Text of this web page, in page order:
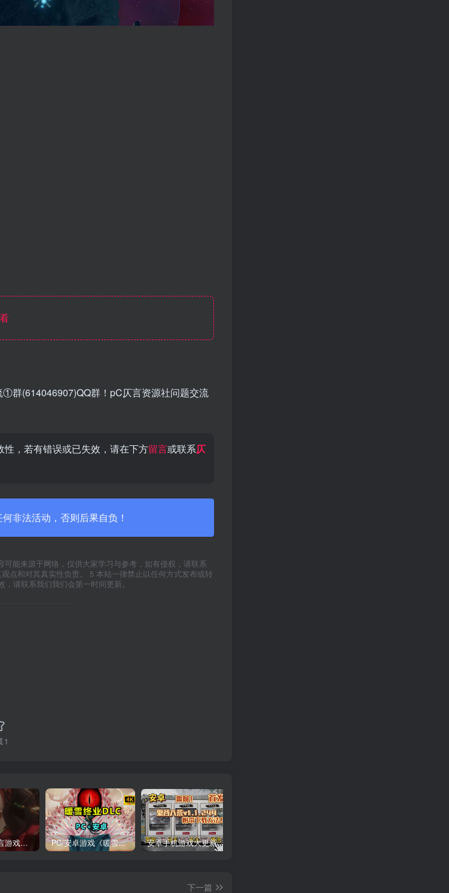
群(614046907)QQ群！pC仄言资源社问题交流
性，若有错误或已失效，请在下方留言或联系仄
非法活动，否则后果自负！
能来源于网络，仅供大家学习与参考，如有侵权，请联系
点和对其真实性负责。 5 本站一律禁止以任何方式发布或转
请联系我们我们会第一时间更新。
1
安卓软件:仄言游戏库4.0APP全新上架了！没有下的赶紧下载呀！ PC/安卓游戏《暖雪最新v3.1.0.1》终业DLC整合版！ 安卓手机游戏大更新！《鬼谷八荒v1.1.244》[完整版+DLC+存档]Steam移植
下一篇